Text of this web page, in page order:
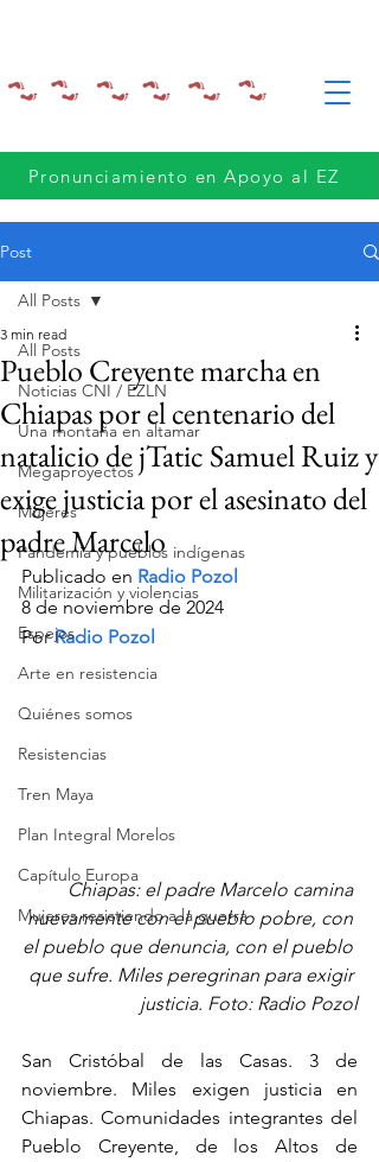
Pronunciamiento en Apoyo al EZ
Post
All Posts
Noticias CNI / EZLN
Una montaña en altamar
Megaproyectos
Mujeres
Pandemia y pueblos indígenas
Militarización y violencias
Espejos
Arte en resistencia
Quiénes somos
Resistencias
Tren Maya
Plan Integral Morelos
Capítulo Europa
Mujeres resistiendo a la guerra
All Posts
Pueblo Creyente marcha en
Chiapas por el centenario del
natalicio de jTatic Samuel Ruiz y
exige justicia por el asesinato del
padre Marcelo
3 min read
Publicado en Radio Pozol
8 de noviembre de 2024
Por Radio Pozol
Chiapas: el padre Marcelo camina
nuevamente con el pueblo pobre, con
el pueblo que denuncia, con el pueblo
que sufre. Miles peregrinan para exigir
justicia. Foto: Radio Pozol
San Cristóbal de las Casas. 3 de
noviembre. Miles exigen justicia en
Chiapas. Comunidades integrantes del
Pueblo Creyente, de los Altos de